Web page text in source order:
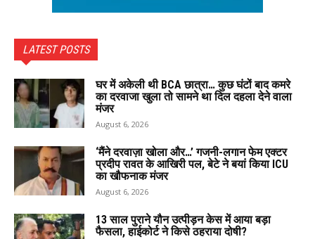
LATEST POSTS
घर में अकेली थी BCA छात्रा… कुछ घंटों बाद कमरे
का दरवाजा खुला तो सामने था दिल दहला देने वाला
मंजर
August 6, 2026
‘मैंने दरवाज़ा खोला और…’ गजनी-लगान फेम एक्टर
प्रदीप रावत के आखिरी पल, बेटे ने बयां किया ICU
का खौफनाक मंजर
August 6, 2026
13 साल पुराने यौन उत्पीड़न केस में आया बड़ा
फैसला, हाईकोर्ट ने किसे ठहराया दोषी?